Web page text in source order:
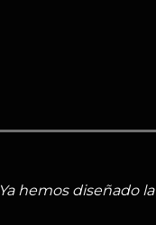
Ya hemos diseñado